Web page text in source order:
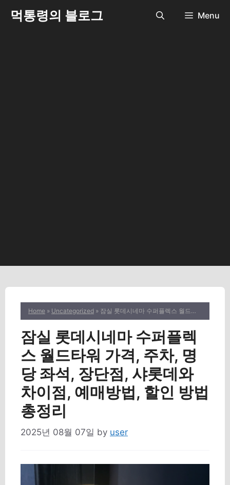
먹통령의 블로그 Menu
Home » Uncategorized » 잠실 롯데시네마 수퍼플렉스 월드타워 가격, 주차, 명당 좌석, 장단점, 샤롯데와 차이점, 예매방법, 할인 방법 총정리
잠실 롯데시네마 수퍼플렉
스 월드타워 가격, 주차, 명
당 좌석, 장단점, 샤롯데와
차이점, 예매방법, 할인 방법
총정리
2025년 08월 07일 by user